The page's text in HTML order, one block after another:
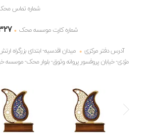
شماره تماس
شماره کارت موسسه محک
آدرس دفتر مرکزی
میدان اقدسیه- ابتدای بزرگراه
مژدی- خیابان پروفسور پروانه وثوق- بلوار محک-